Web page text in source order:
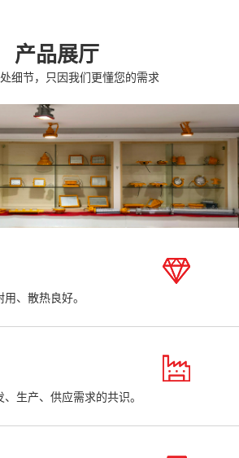
产品展厅
细节，只因我们更懂您的需求
、散热良好。
生产、供应需求的共识。